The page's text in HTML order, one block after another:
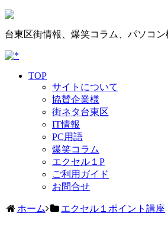
台東区街情報、爆笑コラム、パソコ
TOP
サイトについて
協賛企業様
街ネタ台東区
IT情報
PC用語
爆笑コラム
エクセル１P
ご利用ガイド
お問合せ
ホーム エクセル１ポイント講座